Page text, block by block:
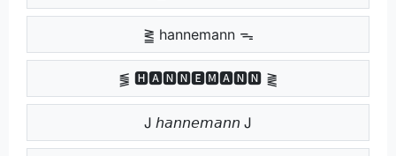
⪒ hannemann ᯓ
⪓ 🅷🅰🅽🅽🅴🅼🅰🅽🅽 ⪔
Ꭻ 𝘩𝘢𝘯𝘯𝘦𝘮𝘢𝘯𝘯 Ꭻ